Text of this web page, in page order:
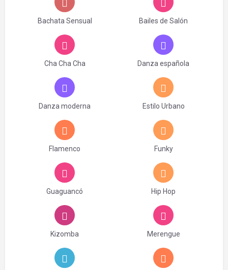
Bachata Sensual Bailes de Salón
Cha Cha Cha Danza española
Danza moderna Estilo Urbano
Flamenco Funky
Guaguancó Hip Hop
Kizomba Merengue